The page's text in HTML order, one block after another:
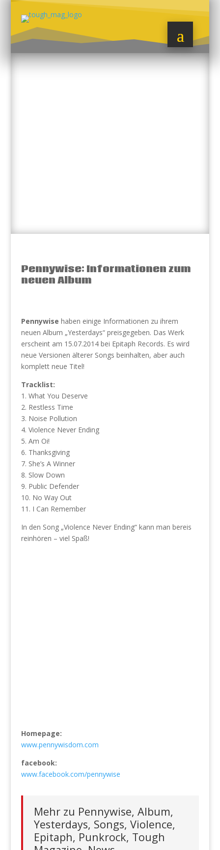
Pennywise: Informationen zum
neuen Album
Pennywise haben einige Informationen zu ihrem
neuen Album „Yesterdays“ preisgegeben. Das Werk
erscheint am 15.07.2014 bei Epitaph Records. Es wird
neue Versionen älterer Songs beinhalten, aber auch
komplett neue Titel!
Tracklist:
1. What You Deserve
2. Restless Time
3. Noise Pollution
4. Violence Never Ending
5. Am Oi!
6. Thanksgiving
7. She’s A Winner
8. Slow Down
9. Public Defender
10. No Way Out
11. I Can Remember
In den Song „Violence Never Ending“ kann man bereis
reinhören – viel Spaß!
Homepage:
www.pennywisdom.com
facebook:
www.facebook.com/pennywise
Mehr zu Pennywise, Album,
Yesterdays, Songs, Violence,
Epitaph, Punkrock, Tough